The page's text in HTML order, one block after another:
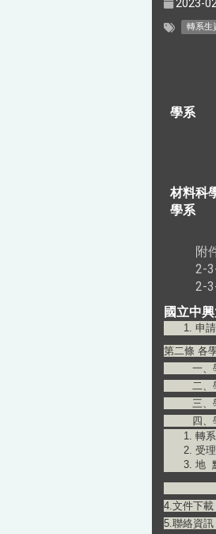
2023-
轉系生
學系
材料科
學系
附
2-
2-
國立中
申
第二條 各
一、學生
二、學生
三、學生
四、學士
轉
受
地
進修學
4.文件下載
5.聯絡資